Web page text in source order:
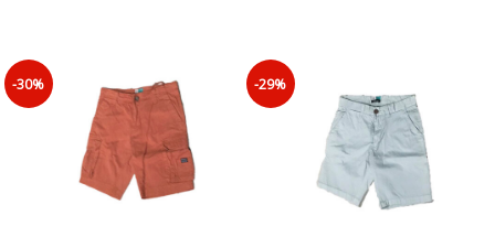
πολλαπλές
παραλλαγές.
επιλογές
μπορούν
πολλαπλές
παραλλαγές.
Οι
επιλογές
μπορούν
να
-30% -29%